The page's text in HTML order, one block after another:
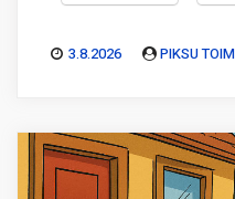
3.8.2026 PIKSU